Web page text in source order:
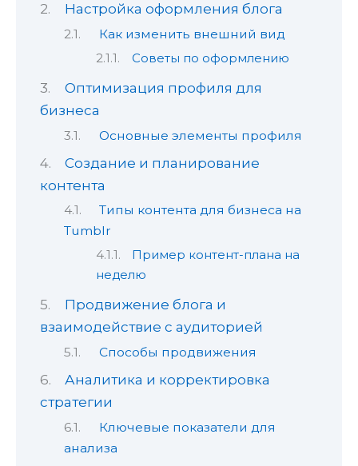
Настройка оформления блога
Как изменить внешний вид
Советы по оформлению
Оптимизация профиля для
бизнеса
Основные элементы профиля
Создание и планирование
контента
Типы контента для бизнеса на
Tumblr
Пример контент-плана на
неделю
Продвижение блога и
взаимодействие с аудиторией
Способы продвижения
Аналитика и корректировка
стратегии
Ключевые показатели для
анализа